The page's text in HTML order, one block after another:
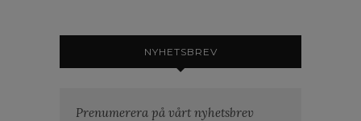
NYHETSBREV
Prenumerera på vårt nyhetsbrev